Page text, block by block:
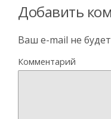
Добавить
Ваш e-mail не
Комментарий